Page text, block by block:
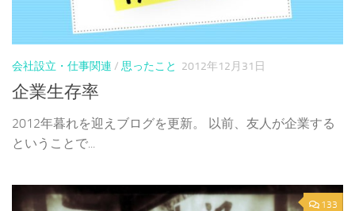
会社設立・仕事関連 / 思ったこと 2012年12月31日
企業生存率
2012年暮れを迎えブログを更新。 以前、友人が企業する
ということで...
133